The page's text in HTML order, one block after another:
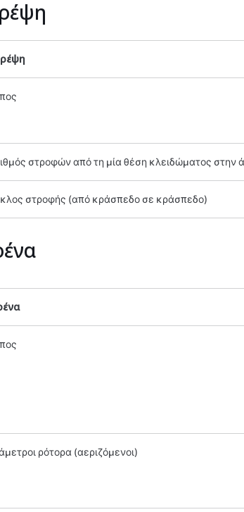
στροφών από τη μία θέση κλειδώματος στην
στροφής (από κράσπεδο σε κράσπεδο)
ρότορα (αεριζόμενοι)